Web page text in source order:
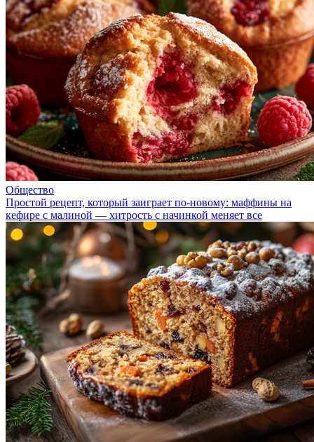
Общество
Простой рецепт, который заиграет по-новому: маффины на
кефире с малиной — хитрость с начинкой меняет все